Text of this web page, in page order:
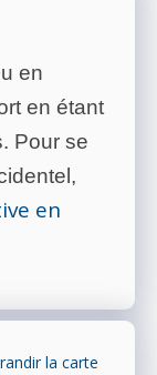
en
en étant
Pour se
en
la carte